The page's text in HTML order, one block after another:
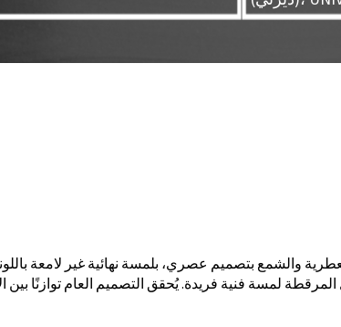
والشمع بتصميم عصري، بلمسة نهائية غير لامعة
لمسة فنية فريدة. يُحقق التصميم العام توازنًا بين